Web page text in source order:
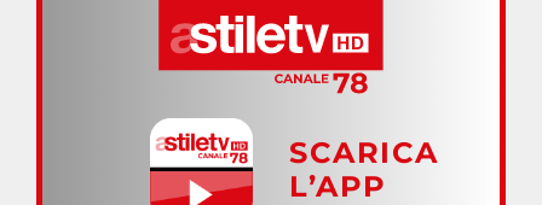
SCARICA
L’APP